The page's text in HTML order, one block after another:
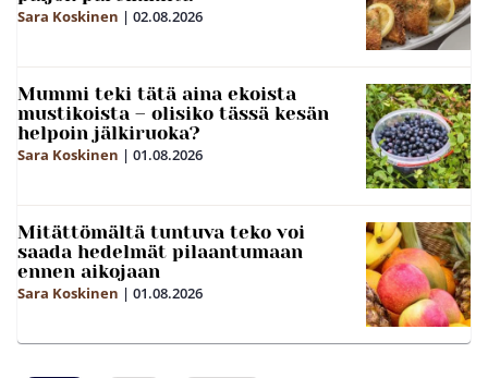
Sara Koskinen | 02.08.2026
Mummi teki tätä aina ekoista
mustikoista – olisiko tässä kesän
helpoin jälkiruoka?
Sara Koskinen | 01.08.2026
Mitättömältä tuntuva teko voi
saada hedelmät pilaantumaan
ennen aikojaan
Sara Koskinen | 01.08.2026